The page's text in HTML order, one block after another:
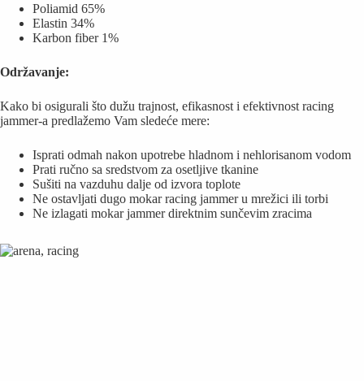
Poliamid 65%
Elastin 34%
Karbon fiber 1%
Održavanje:
Kako bi osigurali što dužu trajnost, efikasnost i efektivnost racing
jammer-a predlažemo Vam sledeće mere:
Isprati odmah nakon upotrebe hladnom i nehlorisanom vodom
Prati ručno sa sredstvom za osetljive tkanine
Sušiti na vazduhu dalje od izvora toplote
Ne ostavljati dugo mokar racing jammer u mrežici ili torbi
Ne izlagati mokar jammer direktnim sunčevim zracima